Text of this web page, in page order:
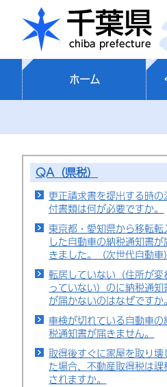
ホーム
QA（県税）
更正請求書を提出する時の
付書類は何が必要ですか。
東京都・愛知県から移転転
した自動車の納税通知書が
きました。（次世代自動車）
転居していない（住所が変
っていない）のに納税通知
が届かないのはなぜですか。
車検が切れている自動車の
税通知書が届きません。
取得後すぐに家屋を取り壊
た場合、不動産取得税は課
されますか。